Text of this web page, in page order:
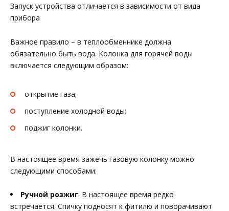
Запуск устройства отличается в зависимости от вида
прибора
Важное правило – в теплообменнике должна
обязательно быть вода. Колонка для горячей воды
включается следующим образом:
открытие газа;
поступление холодной воды;
поджиг колонки.
В настоящее время зажечь газовую колонку можно
следующими способами:
Ручной розжиг. В настоящее время редко
встречается. Спичку подносят к фитилю и поворачивают